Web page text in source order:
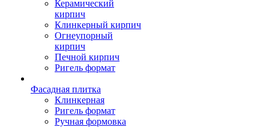
Керамический
кирпич
Клинкерный кирпич
Огнеупорный
кирпич
Печной кирпич
Ригель формат
Фасадная плитка
Клинкерная
Ригель формат
Ручная формовка